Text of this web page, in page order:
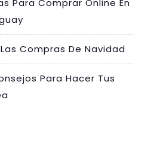
Para Comprar Online En
Compras De Navidad
Para Hacer Tus